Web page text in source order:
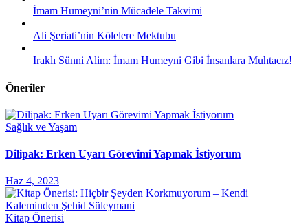
İmam Humeyni’nin Mücadele Takvimi
Ali Şeriati’nin Kölelere Mektubu
Iraklı Sünni Alim: İmam Humeyni Gibi İnsanlara Muhtacız!
Öneriler
Sağlık ve Yaşam
Dilipak: Erken Uyarı Görevimi Yapmak İstiyorum
Haz 4, 2023
Kitap Önerisi